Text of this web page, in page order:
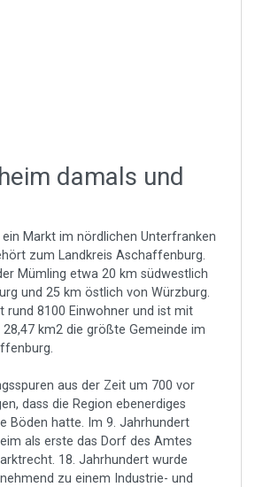
damals und
Markt im nördlichen Unterfranken
zum Landkreis Aschaffenburg.
Mümling etwa 20 km südwestlich
und 25 km östlich von Würzburg.
rund 8100 Einwohner und ist mit
km2 die größte Gemeinde im
aus der Zeit um 700 vor
dass die Region ebenerdiges
Böden hatte. Im 9. Jahrhundert
als erste das Dorf des Amtes
18. Jahrhundert wurde
zu einem Industrie- und